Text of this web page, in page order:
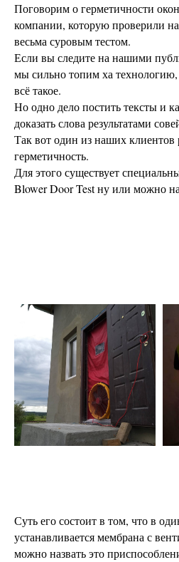
Поговорим о герметичности
компании, которую проверили
весьма суровым тестом.
Если вы следите на нашими
мы сильно топим ха
всё такое.
Но одно дело постить тексты и
доказать слова результатами
Так вот один из наших
герметичность.
Для этого существует
Blower Door Test ну или можно
Суть его состоит в том, что в
устанавливается мембрана с
можно назвать это